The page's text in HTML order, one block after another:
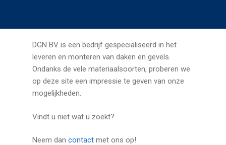
Contact
DGN BV is een bedrijf gespecialiseerd in het
leveren en monteren van daken en gevels.
Ondanks de vele materiaalsoorten, proberen we
op deze site een impressie te geven van onze
mogelijkheden.
Vindt u niet wat u zoekt?
Neem dan contact met ons op!